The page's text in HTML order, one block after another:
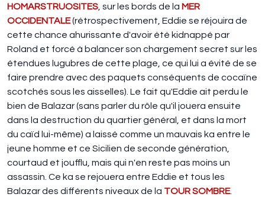
HOMARSTRUOSITES , sur les bords de la MER
OCCIDENTALE(rétrospectivement, Eddie se réjouira de
cette chance ahurissante d'avoir été kidnappé par
Roland et forcé à balancer son chargement secret sur les
étendues lugubres de cette plage, ce qui lui a évité de se
faire prendre avec des paquets conséquents de cocaïne
scotchés sous les aisselles). Le fait qu'Eddie ait perdu le
bien de Balazar (sans parler du rôle qu'il jouera ensuite
dans la destruction du quartier général, et dans la mort
du caïd lui-même) a laissé comme un mauvais ka entre le
jeune homme et ce Sicilien de seconde génération,
courtaud et joufflu, mais qui n'en reste pas moins un
assassin. Ce ka se rejouera entre Eddie et tous les
Balazar des différents niveaux de la TOUR SOMBRE.